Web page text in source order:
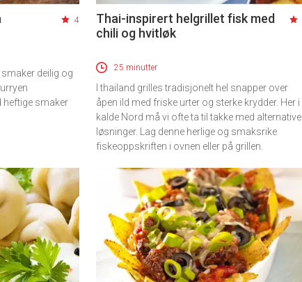
4
deilig og
heftige smaker
Thai-inspirert helgrillet fisk med
chili og hvitløk
25 minutter
I thailand grilles tradisjonelt hel snapper over
åpen ild med friske urter og sterke krydder. Her i
kalde Nord må vi ofte ta til takke med alternative
løsninger. Lag denne herlige og smaksrike
fiskeoppskriften i ovnen eller på grillen.